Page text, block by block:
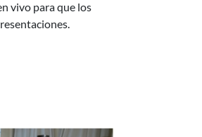
vivo para que los